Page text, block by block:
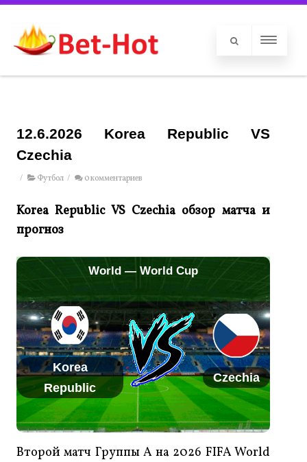
12.6.2026 Korea Republic VS
Czechia
/ Футбол / 0 комментариев
Korea Republic VS Czechia обзор матча и
прогноз
World — World Cup
Korea
Republic
Czechia
Второй матч Группы A на 2026 FIFA World